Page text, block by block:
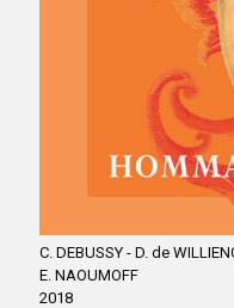
C. DEBUSSY - D. de
E. NAOUMOFF
2018